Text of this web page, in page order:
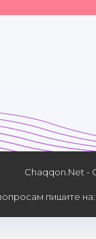
Chaqqon.Net -
пишите